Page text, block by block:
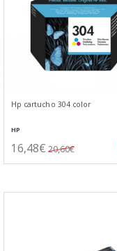
Hp cartucho 304 color
HP
16,48€ 20,60€